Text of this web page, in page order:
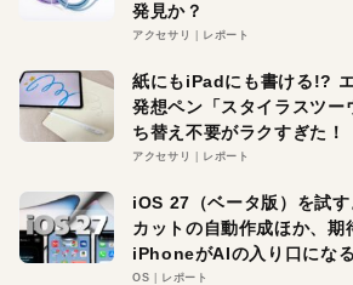
発見か？
アクセサリ レポート
紙にもiPadにも書ける!?
発想ペン「スタイラスツー
ち替え不要がラクすぎた！
アクセサリ レポート
iOS 27（ベータ版）を試
カットの自動作成ほか、期
iPhoneがAIの入り口にな
OS レポート